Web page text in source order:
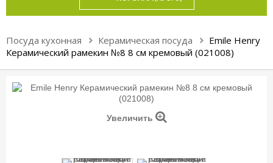
Посуда кухонная Керамическая посуда
Emile Henry
Керамический рамекин №8 8 см кремовый (021008)
Увеличить